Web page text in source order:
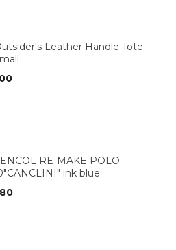
Leather Handle Tote
RE-MAKE POLO
ink blue